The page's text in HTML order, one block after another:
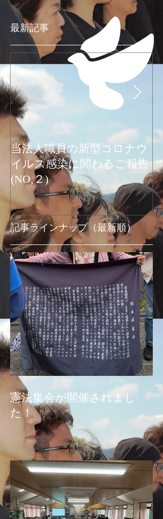
最新記事
当法人職員の新型コロナウ
イルス感染に関わるご報告
(NO,２)
記事ラインナップ（最新順）
憲法集会が開催されまし
た！